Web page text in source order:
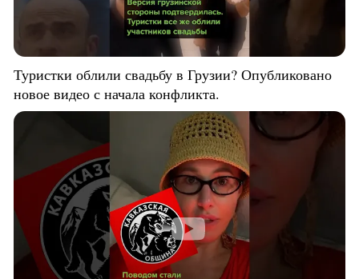
Туристки облили свадьбу в Грузии? Опубликовано
новое видео с начала конфликта.